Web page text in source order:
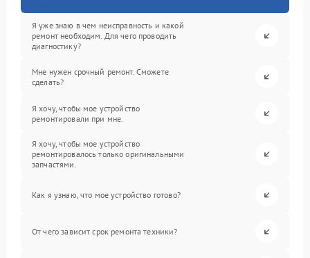
Я уже знаю в чем неисправность и какой
ремонт необходим. Для чего проводить
диагностику?
Мне нужен срочный ремонт. Сможете
сделать?
Я хочу, чтобы мое устройство
ремонтировали при мне.
Я хочу, чтобы мое устройство
ремонтировалось только оригинальными
запчастями.
Как я узнаю, что мое устройство готово?
От чего зависит срок ремонта техники?